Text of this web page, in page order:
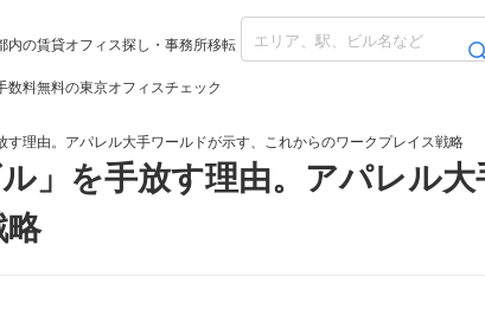
内の賃貸オフィス探し・事務所移転
数料無料の東京オフィスチェック
す理由。アパレル大手ワールドが示す、これからのワークプレイス戦略
」を手放す理由。アパレル